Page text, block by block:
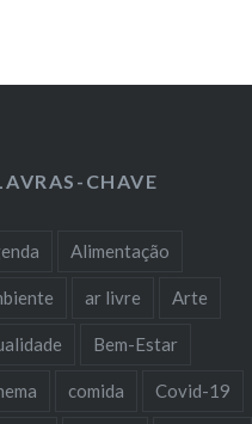
CHAVE
Alimentação
ar livre Arte
Bem-Estar
comida Covid-19